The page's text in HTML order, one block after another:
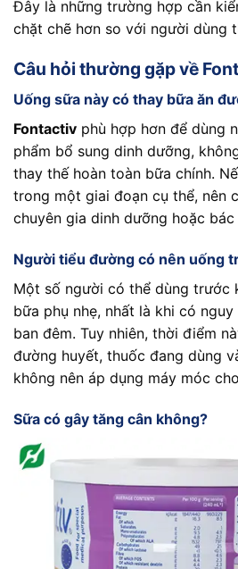
Đây là những trường hợp cần
chặt chẽ hơn so với người dùng
Câu hỏi thường gặp về
Uống sữa này có thay bữa ăn
Fontactiv phù hợp hơn để dùng
phẩm bổ sung dinh dưỡng,
thay thế hoàn toàn bữa chính.
trong một giai đoạn cụ thể, nên
chuyên gia dinh dưỡng hoặc bác
Người tiểu đường có nên uống
Một số người có thể dùng trước
bữa phụ nhẹ, nhất là khi có
ban đêm. Tuy nhiên, thời điểm
đường huyết, thuốc đang dùng
không nên áp dụng máy móc
Sữa có gây tăng cân không?